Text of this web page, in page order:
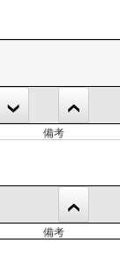
備考
備考